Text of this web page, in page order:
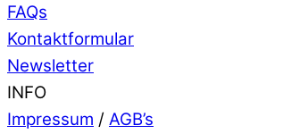
FAQs
Kontaktformular
Newsletter
INFO
Impressum / AGB’s